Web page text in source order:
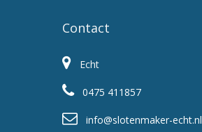
Contact
Echt
0475 411857
info@slotenmaker-echt.nl